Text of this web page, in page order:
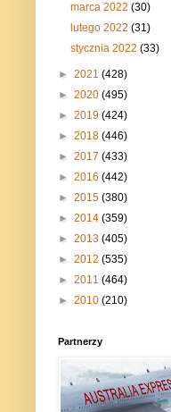
marca 2022(30)
lutego 2022(31)
stycznia 2022(33)
► 2021 (428)
► 2020 (495)
► 2019 (424)
► 2018 (446)
► 2017 (433)
► 2016 (442)
► 2015 (380)
► 2014 (359)
► 2013 (405)
► 2012 (535)
► 2011 (464)
► 2010 (210)
Partnerzy